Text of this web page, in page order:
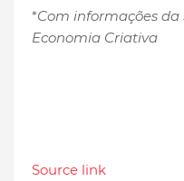
*Com informações
Economia Criativa
Source link